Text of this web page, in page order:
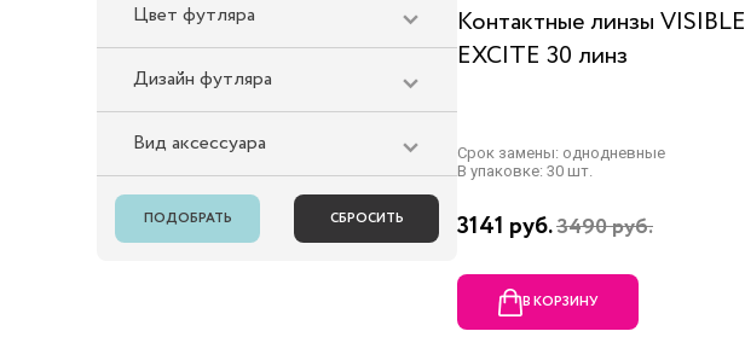
Цвет футляра
Дизайн футляра
Вид аксессуара
Контактные линзы VISIBLE
EXCITE 30 линз
Срок замены: однодневные
В упаковке: 30 шт.
3141 руб.3490 руб.
В КОРЗИНУ